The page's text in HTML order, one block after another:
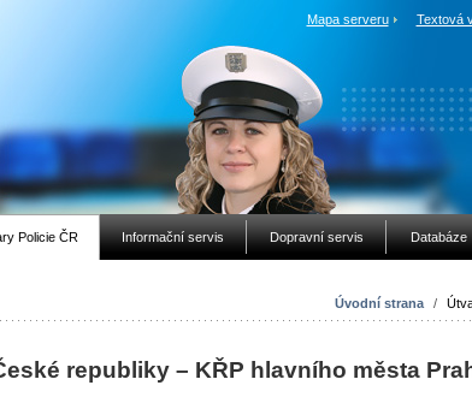
Mapa serveru Textová
Policie ČR Informační servis Dopravní servis Databáze
Úvodní strana /
republiky – KŘP hlavního města